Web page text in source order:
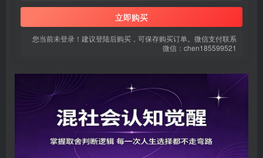
立即购买
您当前未登录！建议登陆后购买，可保存购买订单。微信支付联系
微信：chen185599521